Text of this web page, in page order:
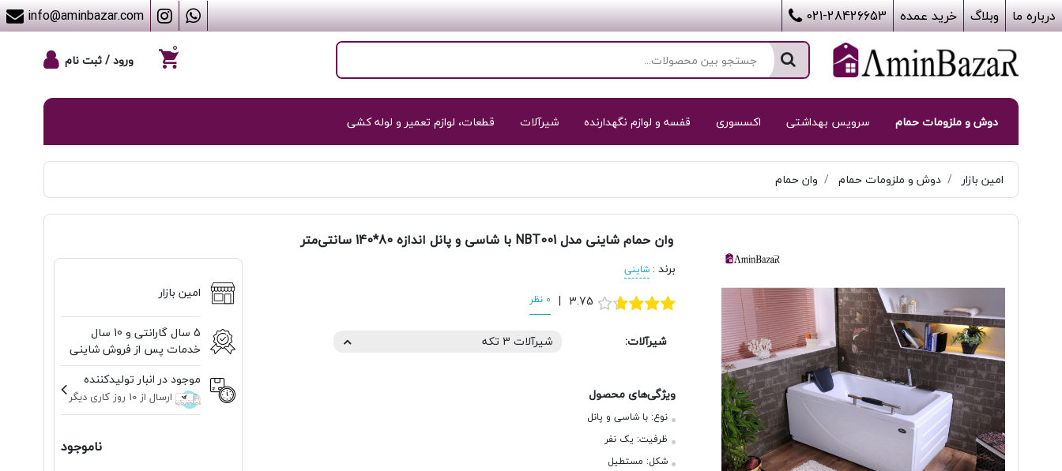
info@aminbazar.com درباره ما وبلاگ خرید عمده 021-28426653
ورود / ثبت نام
۰
دوش و ملزومات حمام سرویس بهداشتی اکسسوری قفسه و لوازم نگهدارنده شیرآلات قطعات، لوازم تعمیر و لوله کشی
امین بازار دوش و ملزومات حمام وان حمام
وان حمام شاینی مدل NBT001 با شاسی و پانل اندازه 80*140 سانتی‌متر
برند: شاینی
3.75
| 0 نظر
شیرآلات: شیرآلات 3 تکه
ویژگی‌های محصول
نوع: با شاسی و پانل
ظرفیت: یک نفر
شکل: مستطیل
امین بازار
5 سال گارانتی و 10 سال
خدمات پس از فروش شاینی
موجود در انبار تولیدکننده
ارسال از 10 روز کاری دیگر
ناموجود